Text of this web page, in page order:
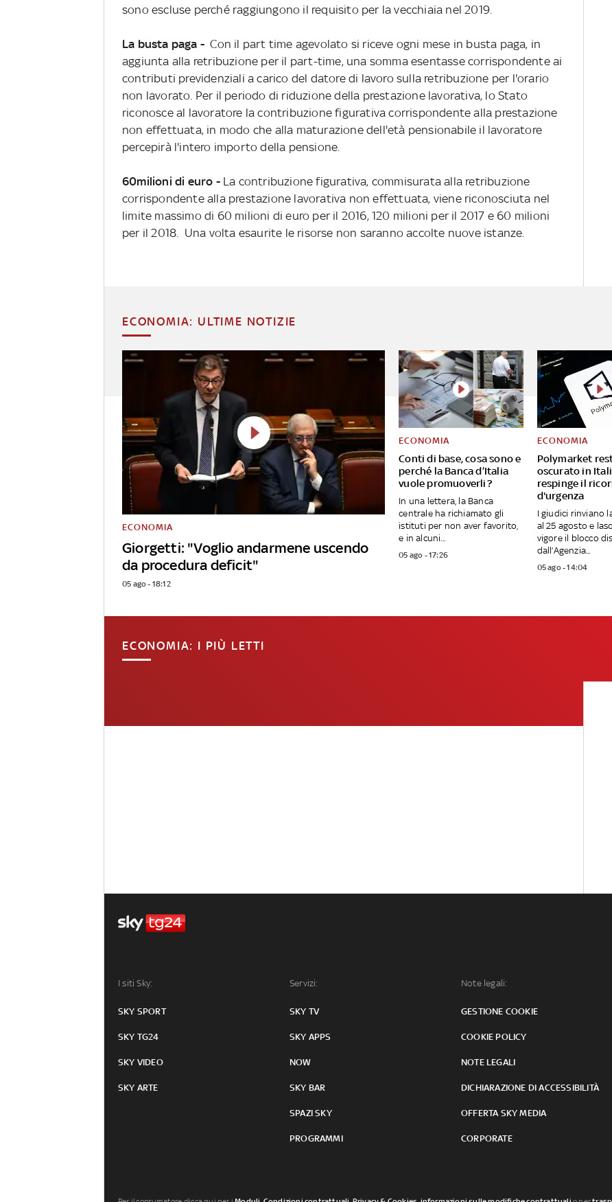
sono escluse perché raggiungono il requisito per la vecchiaia nel 2019.
La busta paga - Con il part time agevolato si riceve ogni mese in busta paga, in
aggiunta alla retribuzione per il part-time, una somma esentasse corrispondente ai
contributi previdenziali a carico del datore di lavoro sulla retribuzione per l'orario
non lavorato. Per il periodo di riduzione della prestazione lavorativa, lo Stato
riconosce al lavoratore la contribuzione figurativa corrispondente alla prestazione
non effettuata, in modo che alla maturazione dell'età pensionabile il lavoratore
percepirà l'intero importo della pensione.
60milioni di euro -La contribuzione figurativa, commisurata alla retribuzione
corrispondente alla prestazione lavorativa non effettuata, viene riconosciuta nel
limite massimo di 60 milioni di euro per il 2016, 120 milioni per il 2017 e 60 milioni
per il 2018. Una volta esaurite le risorse non saranno accolte nuove istanze.
ECONOMIA: ULTIME NOTIZIE
Giorgetti: "Voglio andarmene uscendo
da procedura deficit"
ECONOMIA
05 ago - 18:12
Conti di base, cosa sono e
perché la Banca d’Italia
vuole promuoverli?
ECONOMIA
In una lettera, la Banca
centrale ha richiamato gli
istituti per non aver favorito,
e in alcuni...
05 ago - 17:26
Polymarket
oscurato in
respinge il
d'urgenza
ECONOMIA
I giudici rinviano
al 25 agosto e
vigore il blocco
dall’Agenzia...
05 ago - 14:04
ECONOMIA: I PIÙ LETTI
I siti Sky:
SKY SPORT
SKY TG24
SKY VIDEO
SKY ARTE
Servizi:
SKY TV
SKY APPS
NOW
SKY BAR
SPAZI SKY
PROGRAMMI
Note legali:
GESTIONE COOKIE
COOKIE POLICY
NOTE LEGALI
DICHIARAZIONE DI ACCESSIBILITÀ
OFFERTA SKY MEDIA
CORPORATE